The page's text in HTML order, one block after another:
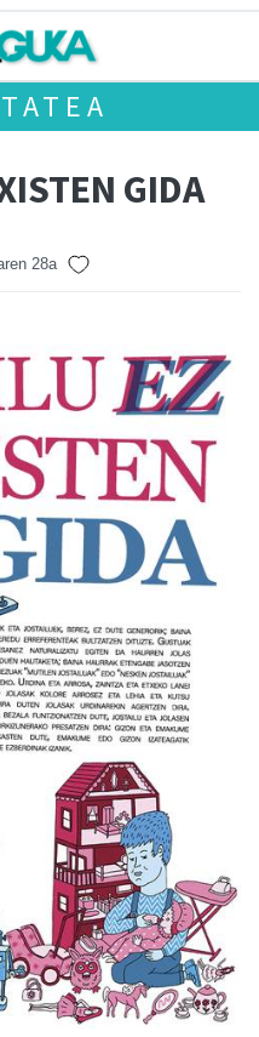
GIDA
28a